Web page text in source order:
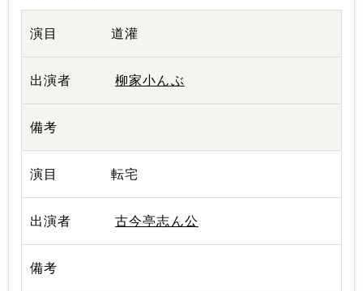
道灌
柳家小んぶ
転宅
古今亭志ん公